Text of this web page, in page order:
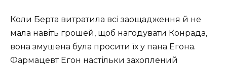
Коли Берта витратила всі заощадження й не
мала навіть грошей, щоб нагодувати Конрада,
вона змушена була просити їх у пана Егона.
Фармацевт Егон настільки захоплений